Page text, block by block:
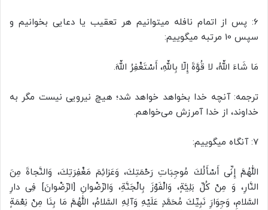
6: پس از اتمام نافله میتوانیم هر تعقیب یا دعایی بخوانیم و
سپس 10 مرتبه میگوییم:
مَا شَاءَ اللّهُ، لا قُوَّةَ إِلّا بِاللّهِ، أَسْتَغْفِرُ اللّهَ.
ترجمه: آنچه خدا بخواهد خواهد شد؛ هیچ نیرویی نیست مگر به
خداوند، از خدا آمرزش می‌خواهم.
7: آنگاه میگوییم:
اللّٰهُمَّ إِنِّى أَسْأَلُكَ مُوجِبَاتِ رَحْمَتِكَ، وَعَزائِمَ مَغْفِرَتِكَ، وَالنَّجاةَ مِنَ
النَّارِ، وَ مِنْ كُلِّ بَلِيَّةٍ، وَالْفَوْزَ بِالْجَنَّةِ، وَالرِّضْوانِ [الرِّضْوانَ‌] فِى دارِ
السَّلامِ، وَجِوَارَِ نَبِيِّكَ مُحَمَّدٍ عَلَيْهِ وَآلِهِ السَّلامُ، اللّٰهُمَّ مَا بِنَا مِنْ نِعْمَةٍ